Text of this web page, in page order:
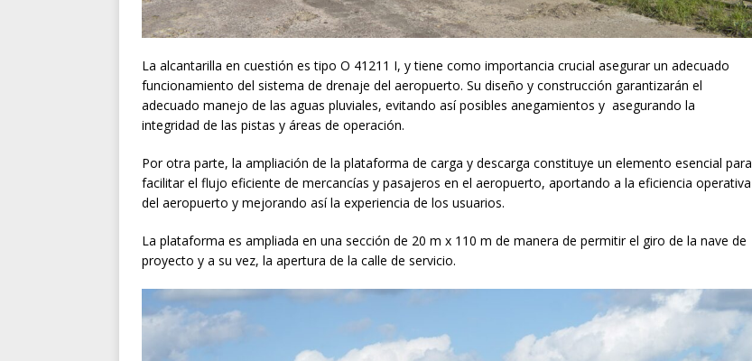
La alcantarilla en cuestión es tipo O 41211 I, y tiene como importancia crucial asegurar un adecuado
funcionamiento del sistema de drenaje del aeropuerto. Su diseño y construcción garantizarán el
adecuado manejo de las aguas pluviales, evitando así posibles anegamientos y asegurando la
integridad de las pistas y áreas de operación.
Por otra parte, la ampliación de la plataforma de carga y descarga constituye un elemento esencial para
facilitar el flujo eficiente de mercancías y pasajeros en el aeropuerto, aportando a la eficiencia operativa
del aeropuerto y mejorando así la experiencia de los usuarios.
La plataforma es ampliada en una sección de 20 m x 110 m de manera de permitir el giro de la nave de
proyecto y a su vez, la apertura de la calle de servicio.